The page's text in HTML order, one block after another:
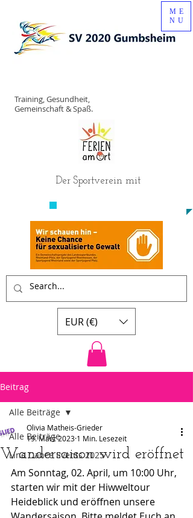
Training, Gesundheit,
Gemeinschaft & Spaß.
Der Sportverein mit
EUR (€)
ME
NU
Beitrag
Alle Beiträge
Line Dance Events 2025
Alle Beiträge
Wandersaison wird eröffnet
Olivia Matheis-Grieder
19. März 2023 1 Min. Lesezeit
Am Sonntag, 02. April, um 10:00 Uhr,
starten wir mit der Hiwweltour
Heideblick und eröffnen unsere